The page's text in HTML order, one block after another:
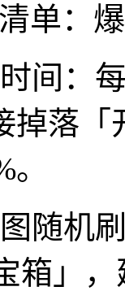
单：
间：
掉落
随机
箱」